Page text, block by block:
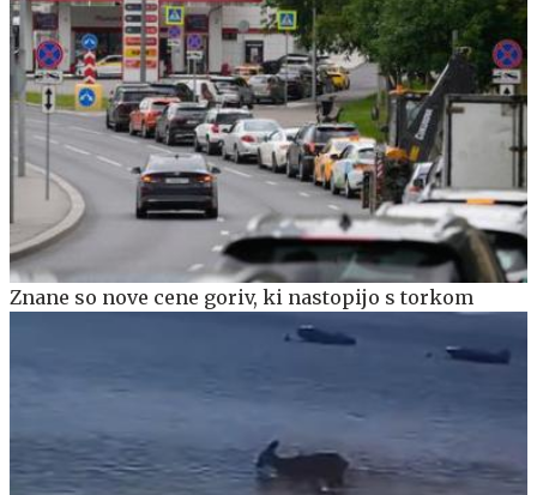
Znane so nove cene goriv, ki nastopijo s torkom